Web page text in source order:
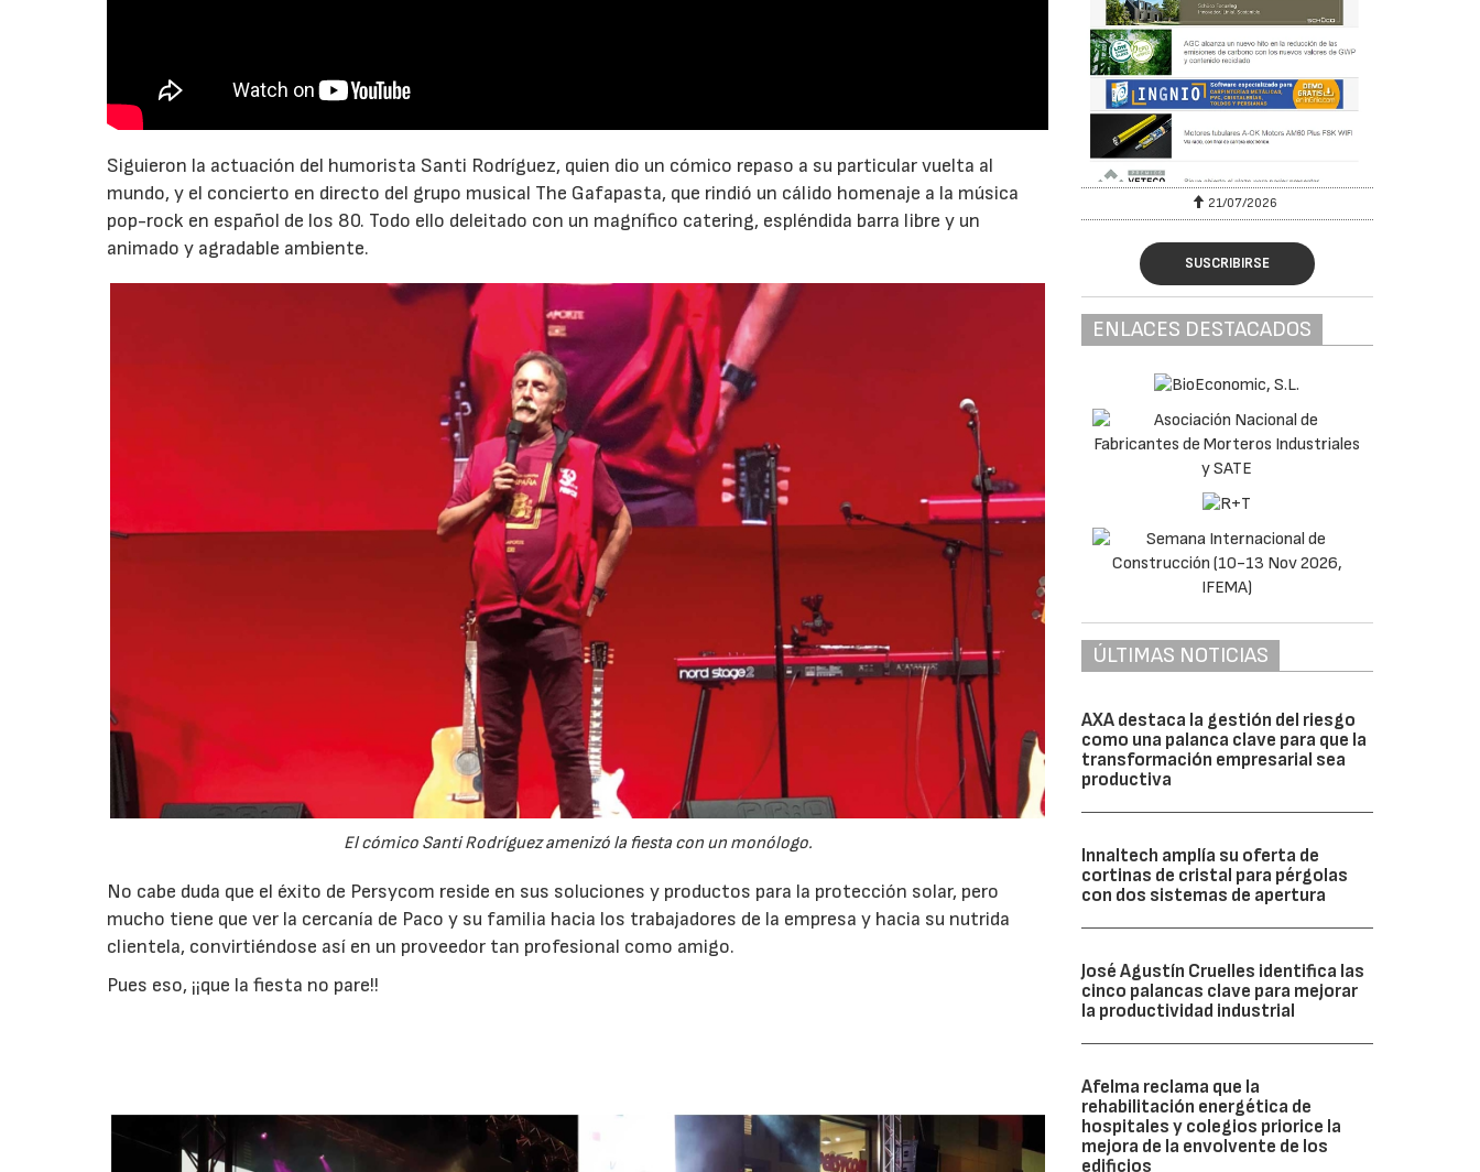
Siguieron la actuación del humorista Santi Rodríguez, quien dio un cómico repaso a su particular vuelta al
mundo, y el concierto en directo del grupo musical The Gafapasta, que rindió un cálido homenaje a la música
pop-rock en español de los 80. Todo ello deleitado con un magnífico catering, espléndida barra libre y un
animado y agradable ambiente.
El cómico Santi Rodríguez amenizó la fiesta con un monólogo.
No cabe duda que el éxito de Persycom reside en sus soluciones y productos para la protección solar, pero
mucho tiene que ver la cercanía de Paco y su familia hacia los trabajadores de la empresa y hacia su nutrida
clientela, convirtiéndose así en un proveedor tan profesional como amigo.
Pues eso, ¡¡que la fiesta no pare!!
21/07/2026 28/07/2026 21/07/2026
SUSCRIBIRSE
ENLACES DESTACADOS
ÚLTIMAS NOTICIAS
AXA destaca la gestión del riesgo
como una palanca clave para que la
transformación empresarial sea
productiva
Innaltech amplía su oferta de
cortinas de cristal para pérgolas
con dos sistemas de apertura
José Agustín Cruelles identifica las
cinco palancas clave para mejorar
la productividad industrial
Afelma reclama que la
rehabilitación energética de
hospitales y colegios priorice la
mejora de la envolvente de los
edificios